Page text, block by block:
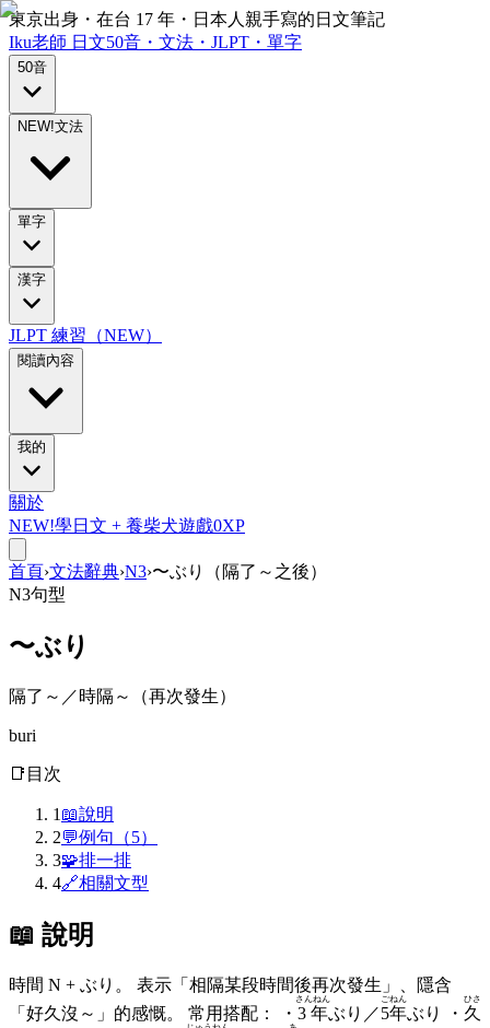
東京出身・在台 17 年・日本人親手寫的日文筆記
Iku老師 日文50音・文法・JLPT・單字
50音
NEW!文法
單字
漢字
JLPT 練習（NEW）
閱讀內容
我的
關於
NEW!學日文 + 養柴犬遊戲0XP
首頁›文法辭典›N3›〜ぶり（隔了～之後）
N3句型
〜ぶり
隔了～／時隔～（再次發生）
buri
📑 目次
1 📖說明
2💬例句（5）
3🧩排一排
4🔗相關文型
📖 說明
時間 N + ぶり。 表示「相隔某段時間後再次發生」、隱含
「好久沒～」的感慨。 常用搭配： ・ 3年
さんねん
ぶり／5年
ごねん
ぶり ・ 久
ひさ